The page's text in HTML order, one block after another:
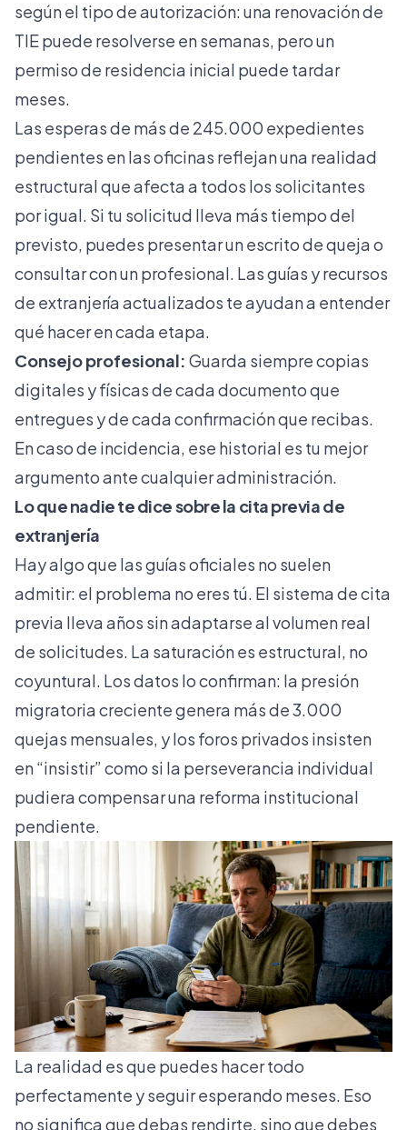
según el tipo de autorización: una renovación de
TIE puede resolverse en semanas, pero un
permiso de residencia inicial puede tardar
meses.
Las esperas de más de 245.000 expedientes
pendientes en las oficinas reflejan una realidad
estructural que afecta a todos los solicitantes
por igual. Si tu solicitud lleva más tiempo del
previsto, puedes presentar un escrito de queja o
consultar con un profesional. Las guías y recursos
de extranjería actualizados te ayudan a entender
qué hacer en cada etapa.
Consejo profesional: Guarda siempre copias
digitales y físicas de cada documento que
entregues y de cada confirmación que recibas.
En caso de incidencia, ese historial es tu mejor
argumento ante cualquier administración.
Lo que nadie te dice sobre la cita previa de
extranjería
Hay algo que las guías oficiales no suelen
admitir: el problema no eres tú. El sistema de cita
previa lleva años sin adaptarse al volumen real
de solicitudes. La saturación es estructural, no
coyuntural. Los datos lo confirman: la presión
migratoria creciente genera más de 3.000
quejas mensuales, y los foros privados insisten
en “insistir” como si la perseverancia individual
pudiera compensar una reforma institucional
pendiente.
La realidad es que puedes hacer todo
perfectamente y seguir esperando meses. Eso
no significa que debas rendirte, sino que debes